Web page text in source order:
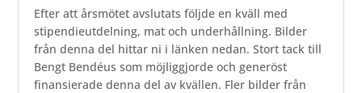
Efter att årsmötet avslutats följde en kväll med
stipendieutdelning, mat och underhållning. Bilder
från denna del hittar ni i länken nedan. Stort tack till
Bengt Bendéus som möjliggjorde och generöst
finansierade denna del av kvällen. Fler bilder från